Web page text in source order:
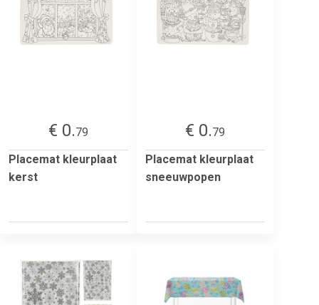
€ 0.79
Placemat kleurplaat
kerst
€ 0.79
Placemat kleurplaat
sneeuwpopen